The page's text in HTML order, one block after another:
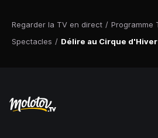
Regarder la TV en direct / Programme
Spectacles / Délire au Cirque